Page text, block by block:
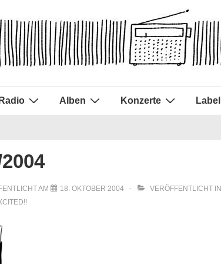
Radio Alben Konzerte Label
AM 18. OKTOBER 2004 VERÖFFENTLICHT IN